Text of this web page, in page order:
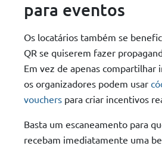
para eventos
Os locatários também se
QR se quiserem fazer
Em vez de apenas compartilhar
os organizadores podem usar
vouchers para criar incentivos
Basta um escaneamento para
recebam imediatamente uma